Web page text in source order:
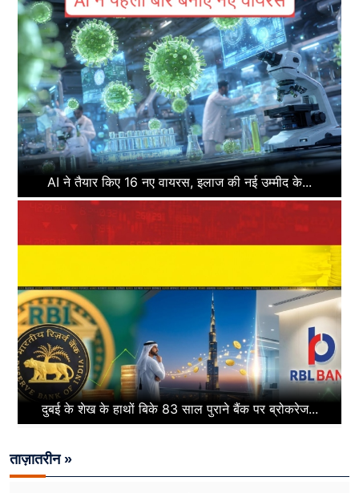
AI ने तैयार किए 16 नए वायरस, इलाज की नई उम्मीद के...
दुबई के शेख के हाथों बिके 83 साल पुराने बैंक पर ब्रोकरेज...
ताज़ातरीन »